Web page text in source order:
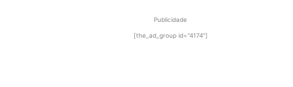
Publicidade
[the_ad_group id="4174"]